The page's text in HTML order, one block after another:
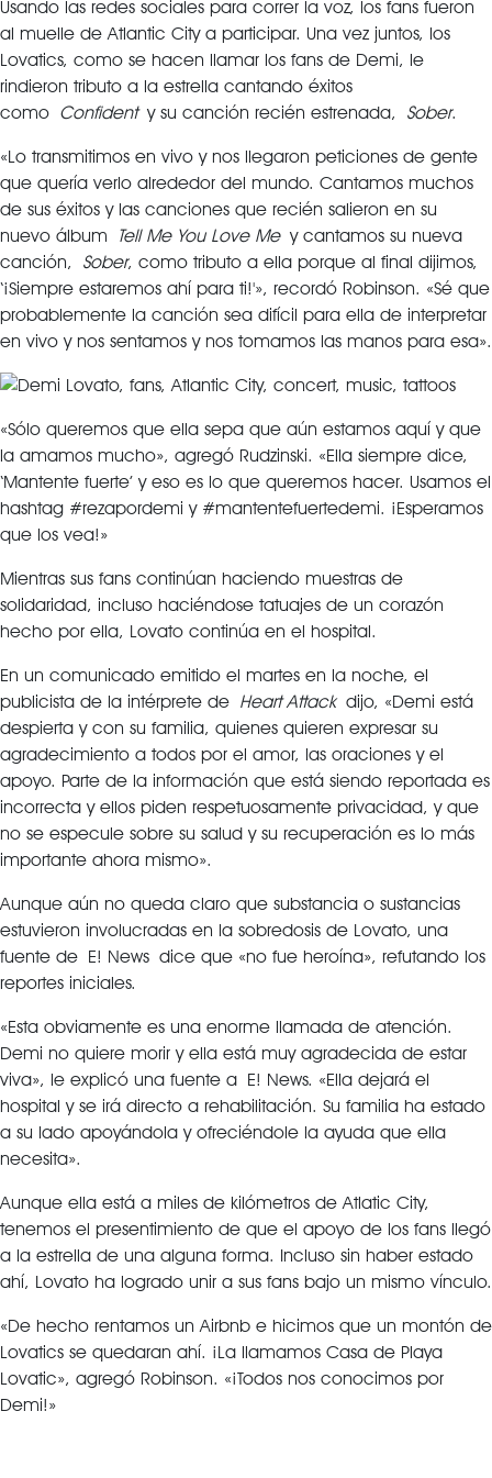
Usando las redes sociales para correr la voz, los fans fueron
al muelle de Atlantic City a participar. Una vez juntos, los
Lovatics, como se hacen llamar los fans de Demi, le
rindieron tributo a la estrella cantando éxitos
como Confidenty su canción recién estrenada, Sober.
«Lo transmitimos en vivo y nos llegaron peticiones de gente
que quería verlo alrededor del mundo. Cantamos muchos
de sus éxitos y las canciones que recién salieron en su
nuevo álbum
Tell Me You Love Mey cantamos su nueva
canción, Sober, como tributo a ella porque al final dijimos,
‘¡Siempre estaremos ahí para ti!'», recordó Robinson. «Sé que
probablemente la canción sea difícil para ella de interpretar
en vivo y nos sentamos y nos tomamos las manos para esa».
«Sólo queremos que ella sepa que aún estamos aquí y que
la amamos mucho», agregó Rudzinski. «Ella siempre dice,
‘Mantente fuerte’ y eso es lo que queremos hacer. Usamos el
hashtag #rezapordemi y #mantentefuertedemi. ¡Esperamos
que los vea!»
Mientras sus fans continúan haciendo muestras de
solidaridad, incluso haciéndose tatuajes de un corazón
hecho por ella, Lovato continúa en el hospital.
En un comunicado emitido el martes en la noche, el
publicista de la intérprete de Heart Attackdijo, «Demi está
despierta y con su familia, quienes quieren expresar su
agradecimiento a todos por el amor, las oraciones y el
apoyo. Parte de la información que está siendo reportada es
incorrecta y ellos piden respetuosamente privacidad, y que
no se especule sobre su salud y su recuperación es lo más
importante ahora mismo».
Aunque aún no queda claro que substancia o sustancias
estuvieron involucradas en la sobredosis de Lovato, una
fuente de E! News dice que «no fue heroína», refutando los
reportes iniciales.
«Esta obviamente es una enorme llamada de atención.
Demi no quiere morir y ella está muy agradecida de estar
viva», le explicó una fuente a E! News. «Ella dejará el
hospital y se irá directo a rehabilitación. Su familia ha estado
a su lado apoyándola y ofreciéndole la ayuda que ella
necesita».
Aunque ella está a miles de kilómetros de Atlatic City,
tenemos el presentimiento de que el apoyo de los fans llegó
a la estrella de una alguna forma. Incluso sin haber estado
ahí, Lovato ha logrado unir a sus fans bajo un mismo vínculo.
«De hecho rentamos un Airbnb e hicimos que un montón de
Lovatics se quedaran ahí. ¡La llamamos Casa de Playa
Lovatic», agregó Robinson. «¡Todos nos conocimos por
Demi!»